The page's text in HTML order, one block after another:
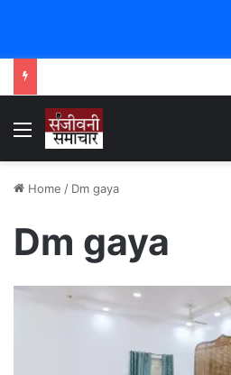
Menu
Home / Dm gaya
Dm gaya